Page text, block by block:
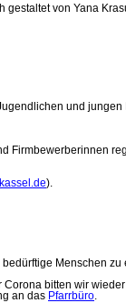
von Yana
und
).
Menschen
bitten wir
an das Pfarrbüro.